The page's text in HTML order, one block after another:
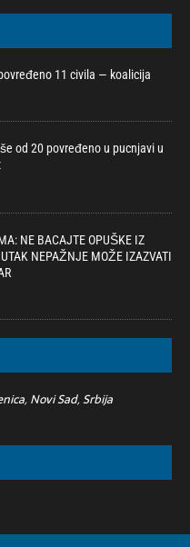
11 civila — koalicija
od 20 povređeno u pucnjavi u
NE BACAJTE OPUŠKE IZ
NEPAŽNJE MOŽE IZAZVATI
Novi Sad, Srbija